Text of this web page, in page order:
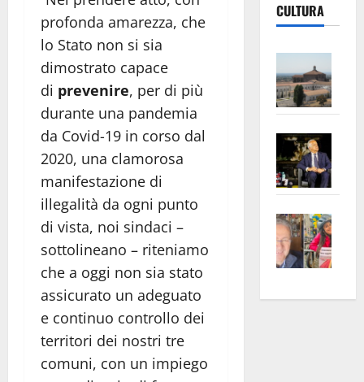
profonda amarezza, che
lo Stato non si sia
dimostrato capace
di prevenire, per di più
durante una pandemia
da Covid-19 in corso dal
2020, una clamorosa
manifestazione di
illegalità da ogni punto
di vista, noi sindaci –
sottolineano – riteniamo
che a oggi non sia stato
assicurato un adeguato
e continuo controllo dei
territori dei nostri tre
comuni, con un impiego
CULTURA
euro
apre